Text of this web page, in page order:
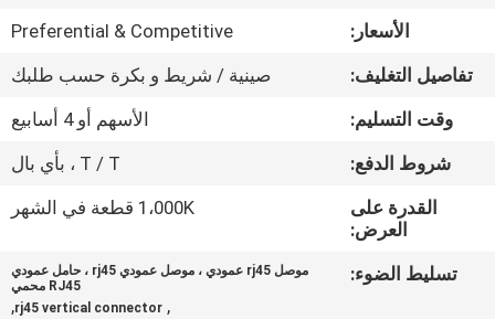
مراقبة
الجودة
اتصل
اطلب
الأسعار:
Preferential & Competitive
تفاصيل التغليف:
صينية / شريط و بكرة حسب طلبك
وقت التسليم:
الأسهم أو 4 أسابيع
شروط الدفع:
T / T ، بأي بال
القدرة على
العرض:
1،000K قطعة في الشهر
تسليط الضوء:
موصل rj45 عمودي ، موصل عمودي rj45 ، حامل عمودي
RJ45 محمي
,
rj45 vertical connector
,